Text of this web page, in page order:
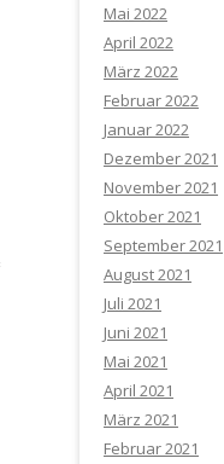
Mai 2022
April 2022
März 2022
Februar 2022
Januar 2022
Dezember 2021
November 2021
Oktober 2021
September 2021
August 2021
Juli 2021
Juni 2021
Mai 2021
April 2021
März 2021
Februar 2021